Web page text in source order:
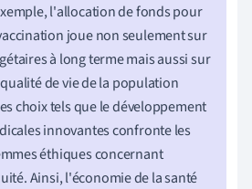
l'allocation de fonds pour
joue non seulement sur
à long terme mais aussi sur
de vie de la population
choix tels que le développement
innovantes confronte les
éthiques concernant
Ainsi, l'économie de la santé